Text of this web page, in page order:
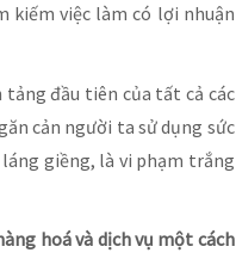
kiếm việc làm có lợi nhuận
đầu tiên của tất cả các
cản người ta sử dụng sức
giềng, là vi phạm trắng
hoá và dịch vụ một cách